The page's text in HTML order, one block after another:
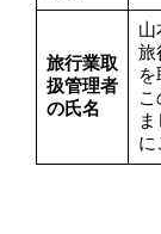
旅行業取
扱管理者
の氏名
旅
を
に